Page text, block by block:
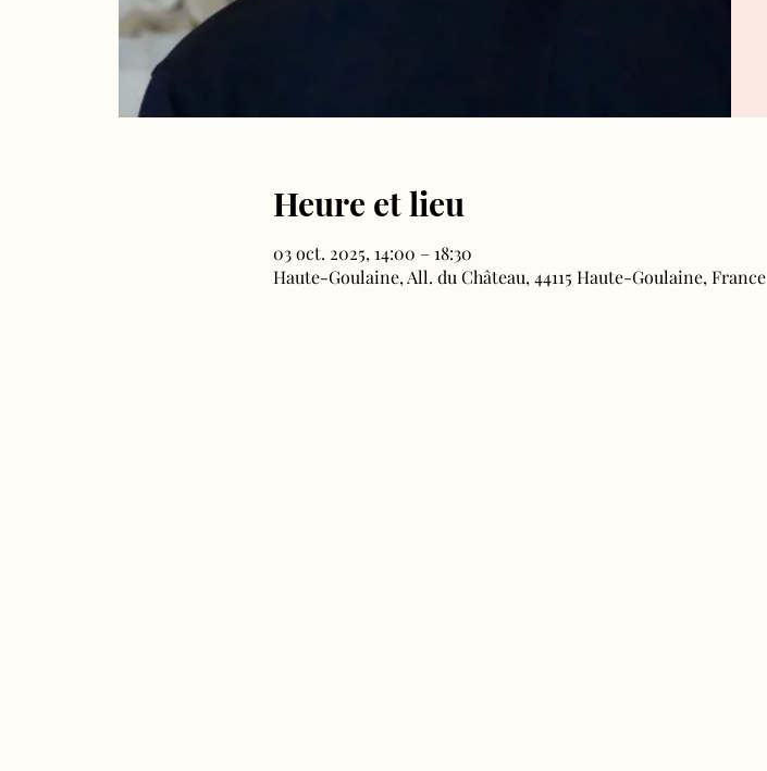
Heure et lieu
03 oct. 2025, 14:00 – 18:30
Haute-Goulaine, All. du Château, 44115 Haute-Goulaine, France